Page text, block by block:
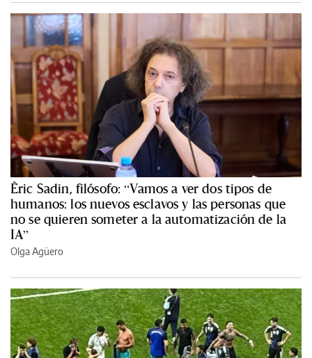
Èric Sadin, filósofo: “Vamos a ver dos tipos de
humanos: los nuevos esclavos y las personas que
no se quieren someter a la automatización de la
IA”
Olga Agüero